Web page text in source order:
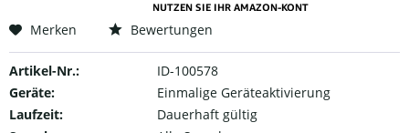
Merken Bewertungen
Artikel-Nr.:
ID-100578
Geräte:
Einmalige Geräteaktivierung
Laufzeit:
Dauerhaft gültig